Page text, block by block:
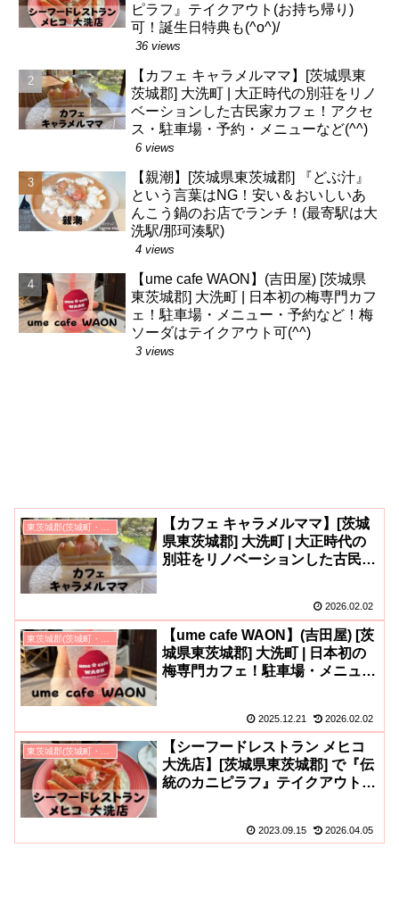
ピラフ』テイクアウト(お持ち帰り)
可！誕生日特典も(^o^)/
36 views
【カフェ キャラメルママ】[茨城県東
茨城郡] 大洗町 | 大正時代の別荘をリノ
ベーションした古民家カフェ！アクセ
ス・駐車場・予約・メニューなど(^^)
6 views
【親潮】[茨城県東茨城郡] 『どぶ汁』
という言葉はNG！安い＆おいしいあ
んこう鍋のお店でランチ！(最寄駅は大
洗駅/那珂湊駅)
4 views
【ume cafe WAON】(吉田屋) [茨城県
東茨城郡] 大洗町 | 日本初の梅専門カフ
ェ！駐車場・メニュー・予約など！梅
ソーダはテイクアウト可(^^)
3 views
【カフェ キャラメルママ】[茨城
県東茨城郡] 大洗町 | 大正時代の
別荘をリノベーションした古民家
2026.02.02
東茨城郡(茨城町・大洗町・城里町)のグルメ
【ume cafe WAON】(吉田屋) [茨
城県東茨城郡] 大洗町 | 日本初の
梅専門カフェ！駐車場・メニュ
2025.12.21 2026.02.02
【シーフードレストラン メヒコ
大洗店】[茨城県東茨城郡] で『伝
統のカニピラフ』テイクアウト
2023.09.15 2026.04.05